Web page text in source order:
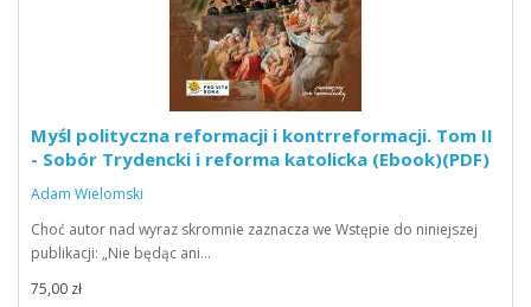
Myśl polityczna reformacji i kontrreformacji. Tom II
- Sobór Trydencki i reforma katolicka (Ebook)(PDF)
Adam Wielomski
Choć autor nad wyraz skromnie zaznacza we Wstępie do niniejszej
publikacji: „Nie będąc ani…
75,00 zł